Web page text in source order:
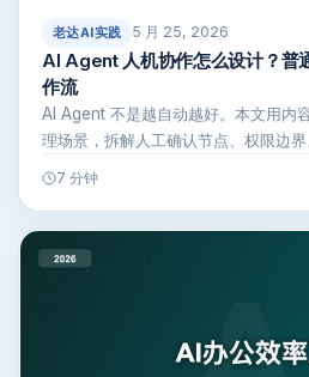
老达AI实践 5 月 25, 2026
AI Agent 人机协作怎么设计？普
作流
AI Agent 不是越自动越好。本文用内
理场景，拆解人工确认节点、权限边
7 分钟